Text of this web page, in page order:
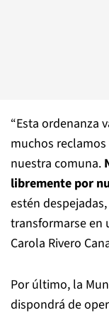
“Esta ordenanza
muchos
nuestra comuna.
libremente por
estén
transformarse en
Carola Rivero
Por último, la
dispondrá de